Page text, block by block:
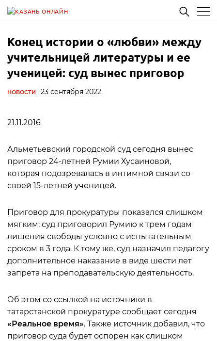
Конец истории о «любви» между
учительницей литературы и ее
ученицей: суд вынес приговор
НОВОСТИ 23 сентября 2022
21.11.2016
Альметьевский городской суд сегодня вынес
приговор 24-летней Румии Хусаиновой,
которая подозревалась в интимной связи со
своей 15-летней ученицей.
Приговор для прокуратуры показался слишком
мягким: суд приговорил Румию к трем годам
лишения свободы условно с испытательным
сроком в 3 года. К тому же, суд назначил педагогу
дополнительное наказание в виде шести лет
запрета на преподавательскую деятельность.
Об этом со ссылкой на источники в
татарстанской прокуратуре сообщает сегодня
«Реальное время». Также источник добавил, что
приговор суда будет оспорен как слишком